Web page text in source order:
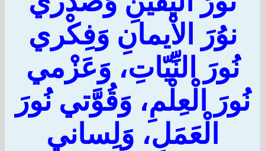
نوُرَ الاْيمانِ وَفِكْري
نُورَ النِّيّاتِ، وَعَزْمي
نُورَ الْعِلْمِ، وَقُوَّتي نُورَ
الْعَمَلِ، وَلِساني